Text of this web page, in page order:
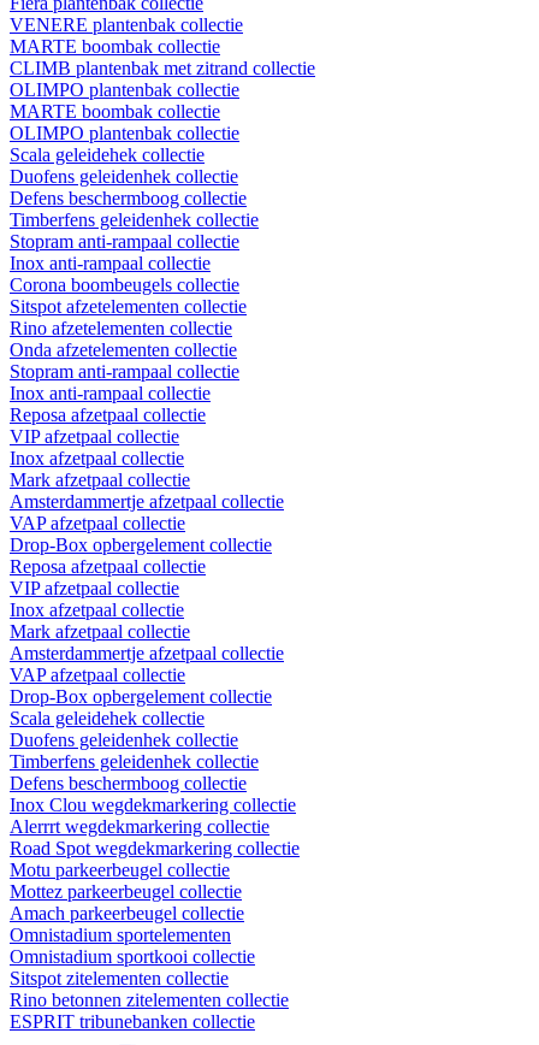
VENERE plantenbak collectie
MARTE boombak collectie
CLIMB plantenbak met zitrand collectie
OLIMPO plantenbak collectie
MARTE boombak collectie
OLIMPO plantenbak collectie
Scala geleidehek collectie
Duofens geleidenhek collectie
Defens beschermboog collectie
Timberfens geleidenhek collectie
Stopram anti-rampaal collectie
Inox anti-rampaal collectie
Corona boombeugels collectie
Sitspot afzetelementen collectie
Rino afzetelementen collectie
Onda afzetelementen collectie
Stopram anti-rampaal collectie
Inox anti-rampaal collectie
Reposa afzetpaal collectie
VIP afzetpaal collectie
Inox afzetpaal collectie
Mark afzetpaal collectie
Amsterdammertje afzetpaal collectie
VAP afzetpaal collectie
Drop-Box opbergelement collectie
Reposa afzetpaal collectie
VIP afzetpaal collectie
Inox afzetpaal collectie
Mark afzetpaal collectie
Amsterdammertje afzetpaal collectie
VAP afzetpaal collectie
Drop-Box opbergelement collectie
Scala geleidehek collectie
Duofens geleidenhek collectie
Timberfens geleidenhek collectie
Defens beschermboog collectie
Inox Clou wegdekmarkering collectie
Alerrrt wegdekmarkering collectie
Road Spot wegdekmarkering collectie
Motu parkeerbeugel collectie
Mottez parkeerbeugel collectie
Amach parkeerbeugel collectie
Omnistadium sportelementen
Omnistadium sportkooi collectie
Sitspot zitelementen collectie
Rino betonnen zitelementen collectie
ESPRIT tribunebanken collectie